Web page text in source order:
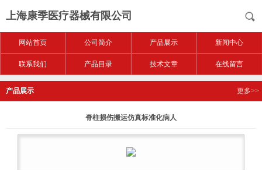
上海康季医疗器械有限公司
网站首页 公司简介 产品展示 新闻中心
联系我们 产品目录 技术文章 在线留言
产品展示 更多>>
脊柱损伤搬运仿真标准化病人